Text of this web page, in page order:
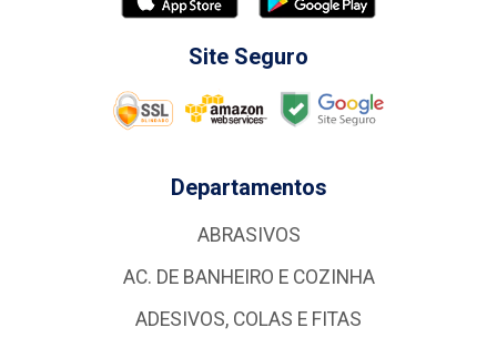
Site Seguro
Departamentos
ABRASIVOS
AC. DE BANHEIRO E COZINHA
ADESIVOS, COLAS E FITAS